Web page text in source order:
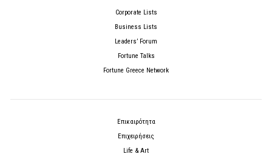
Corporate Lists
Business Lists
Leaders’ Forum
Fortune Talks
Fortune Greece Network
Επικαιρότητα
Επιχειρήσεις
Life & Art